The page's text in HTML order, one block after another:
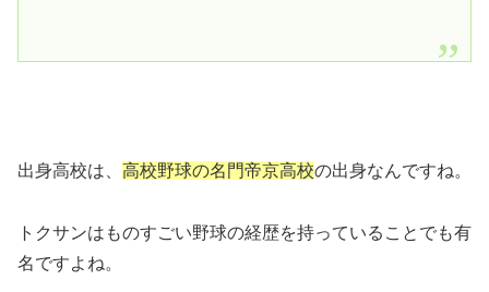
出身高校は、 高校野球の名門帝京高校の出身なんですね。
トクサンはものすごい野球の経歴を持っていることでも有
名ですよね。